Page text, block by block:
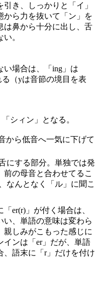
き、しっかりと「イ」
から力を抜いて「ン」を
は鼻から十分に出し、舌
。
い場合は、「ing」は
る（yは音節の境目を表
シィン」となる。
から低音へ一気に下げて
にする部分。単独では発
前の母音と合わせてるこ
なんとなく「ル」に聞こ
er(r)」が付く場合は、
い、単語の意味は変わら
親しみがこもった感じに
インは「er」だが、単語
、語末に「r」だけを付け